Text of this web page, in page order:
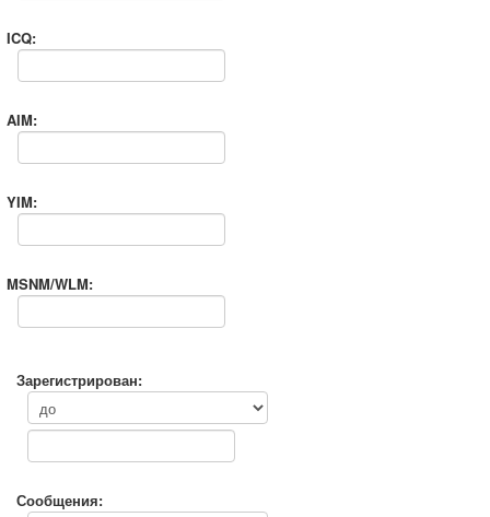
ICQ:
AIM:
YIM:
MSNM/WLM:
Зарегистрирован:
Сообщения: